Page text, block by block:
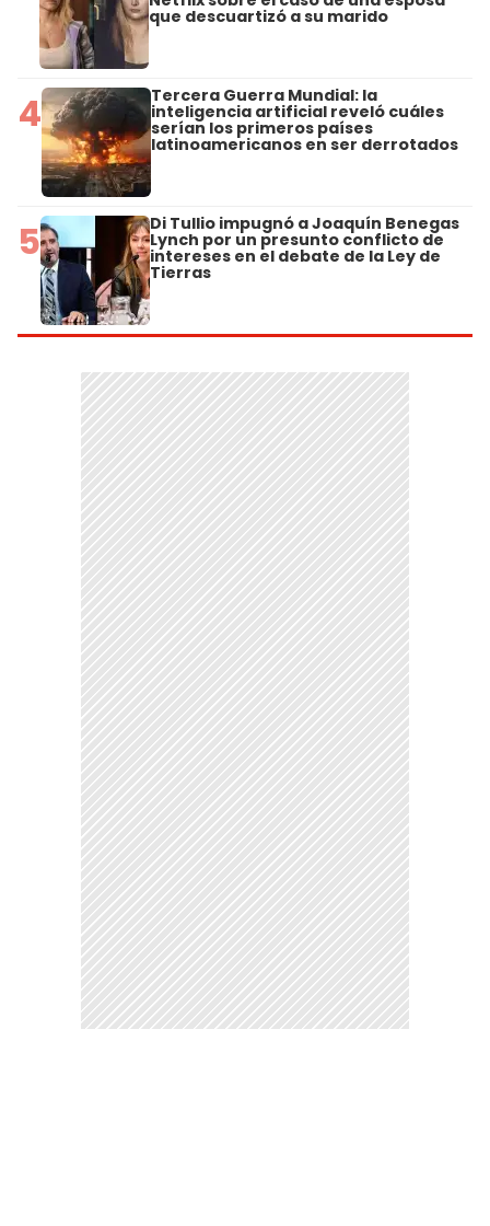
que descuartizó a su marido
4 Tercera Guerra Mundial: la
inteligencia artificial reveló cuáles
serían los primeros países
latinoamericanos en ser derrotados
5 Di Tullio impugnó a Joaquín Benegas
Lynch por un presunto conflicto de
intereses en el debate de la Ley de
Tierras